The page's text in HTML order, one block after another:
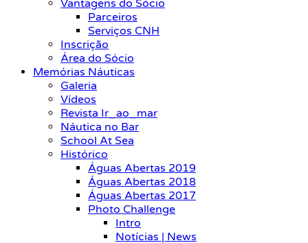
Vantagens do Sócio
Parceiros
Serviços CNH
Inscrição
Área do Sócio
Memórias Náuticas
Galeria
Vídeos
Revista Ir_ao_mar
Náutica no Bar
School At Sea
Histórico
Águas Abertas 2019
Águas Abertas 2018
Águas Abertas 2017
Photo Challenge
Intro
Notícias | News